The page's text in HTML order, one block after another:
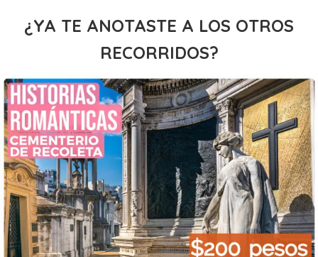
¿YA TE ANOTASTE A LOS OTROS
RECORRIDOS?